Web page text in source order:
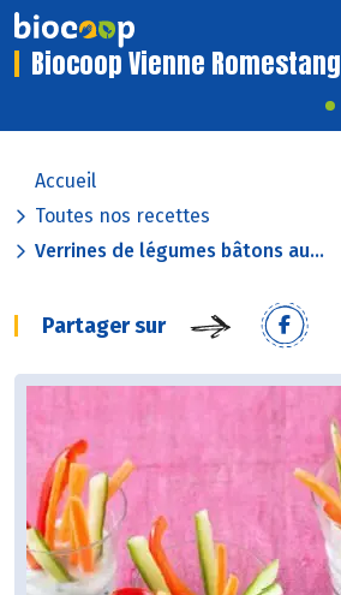
Biocoop Vienne Romestang
Accueil
Toutes nos recettes
Verrines de légumes bâtons au...
Partager sur